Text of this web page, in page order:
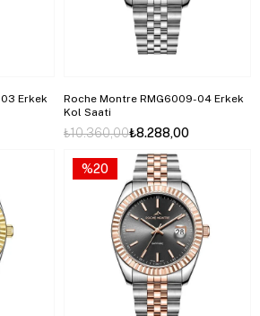
Erkek
Roche Montre RMG6009-04 Erkek
Kol Saati
₺8.288,00
₺10.360,00
%20